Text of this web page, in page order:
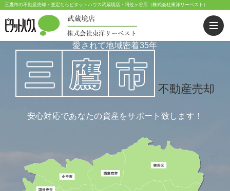
三鷹市の不動産売却・査定ならピタットハウス武蔵境店・阿佐ヶ谷店（株式会社東洋リーベスト）
愛されて地域密着35年
不動産売却
安心対応であなたの資産をサポート致します！